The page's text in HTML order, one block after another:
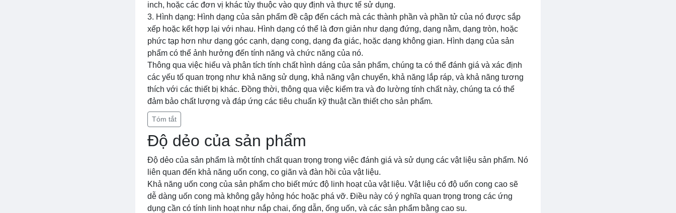
inch, hoặc các đơn vị khác tùy thuộc vào quy định và thực tế sử dụng.
3. Hình dạng: Hình dạng của sản phẩm đề cập đến cách mà các thành phần và phần tử của nó được sắp
xếp hoặc kết hợp lại với nhau. Hình dạng có thể là đơn giản như dạng đứng, dạng nằm, dạng tròn, hoặc
phức tạp hơn như dạng góc cạnh, dạng cong, dạng đa giác, hoặc dạng không gian. Hình dạng của sản
phẩm có thể ảnh hưởng đến tính năng và chức năng của nó.
Thông qua việc hiểu và phân tích tính chất hình dáng của sản phẩm, chúng ta có thể đánh giá và xác định
các yếu tố quan trọng như khả năng sử dụng, khả năng vận chuyển, khả năng lắp ráp, và khả năng tương
thích với các thiết bị khác. Đồng thời, thông qua việc kiểm tra và đo lường tính chất này, chúng ta có thể
đảm bảo chất lượng và đáp ứng các tiêu chuẩn kỹ thuật cần thiết cho sản phẩm.
Tóm tắt
Độ dẻo của sản phẩm
Độ dẻo của sản phẩm là một tính chất quan trọng trong việc đánh giá và sử dụng các vật liệu sản phẩm. Nó
liên quan đến khả năng uốn cong, co giãn và đàn hồi của vật liệu.
Khả năng uốn cong của sản phẩm cho biết mức độ linh hoạt của vật liệu. Vật liệu có độ uốn cong cao sẽ
dễ dàng uốn cong mà không gây hỏng hóc hoặc phá vỡ. Điều này có ý nghĩa quan trọng trong các ứng
dụng cần có tính linh hoạt như nắp chai, ống dẫn, ống uốn, và các sản phẩm bằng cao su.